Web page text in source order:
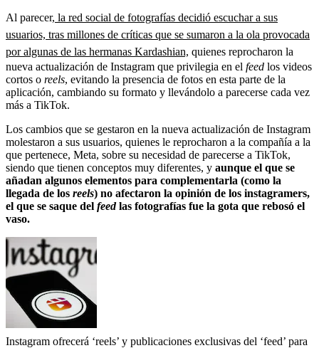
Al parecer, la red social de fotografías decidió escuchar a sus
usuarios, tras millones de críticas que se sumaron a la ola provocada
por algunas de las hermanas Kardashian, quienes reprocharon la
nueva actualización de Instagram que privilegia en el feed los videos
cortos o reels, evitando la presencia de fotos en esta parte de la
aplicación, cambiando su formato y llevándolo a parecerse cada vez
más a TikTok.
Los cambios que se gestaron en la nueva actualización de Instagram
molestaron a sus usuarios, quienes le reprocharon a la compañía a la
que pertenece, Meta, sobre su necesidad de parecerse a TikTok,
siendo que tienen conceptos muy diferentes, y aunque el que se
añadan algunos elementos para complementarla (como la
llegada de los reels) no afectaron la opinión de los instagramers,
el que se saque del feedlas fotografías fue la gota que rebosó el
vaso.
Instagram ofrecerá ‘reels’ y publicaciones exclusivas del ‘feed’ para